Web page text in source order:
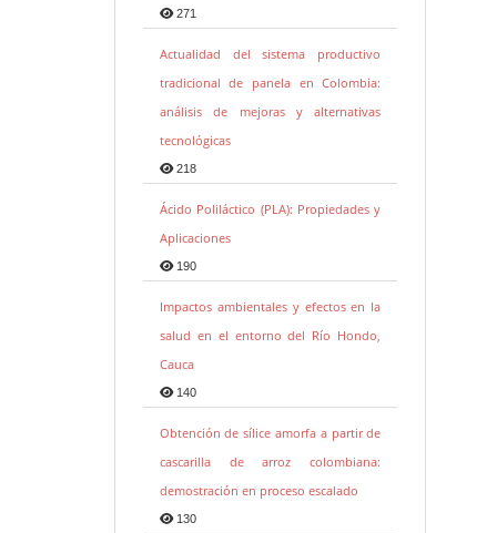
271
Actualidad del sistema productivo
tradicional de panela en Colombia:
análisis de mejoras y alternativas
tecnológicas
218
Ácido Poliláctico (PLA): Propiedades y
Aplicaciones
190
Impactos ambientales y efectos en la
salud en el entorno del Río Hondo,
Cauca
140
Obtención de sílice amorfa a partir de
cascarilla de arroz colombiana:
demostración en proceso escalado
130